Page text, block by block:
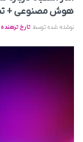
هوش مصنوعی +
نوشته شده توسط تارخ ترهنده